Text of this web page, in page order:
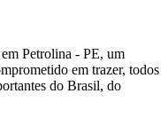
Petrolina - PE, um
em trazer, todos
do Brasil, do